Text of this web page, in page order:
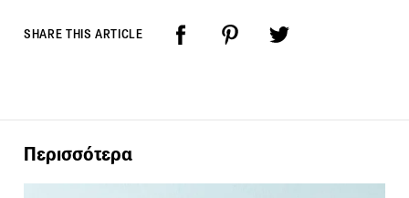
SHARE THIS ARTICLE
Περισσότερα